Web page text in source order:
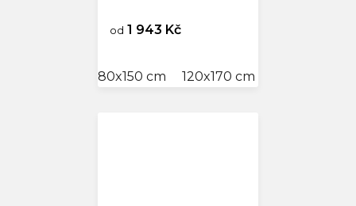
od 1 943 Kč
80x150 cm 120x170 cm